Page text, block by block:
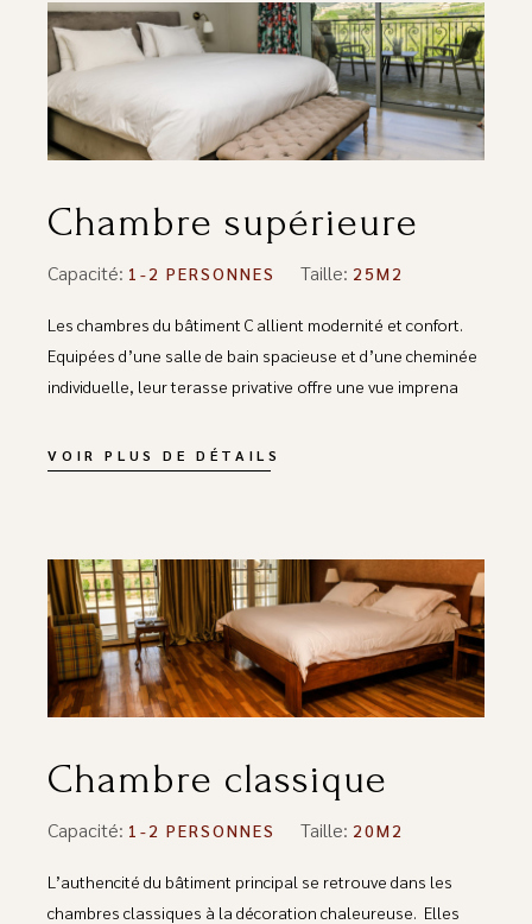
Chambre supérieure
Capacité: 1-2 PERSONNES Taille: 25M2
Les chambres du bâtiment C allient modernité et confort.
Equipées d’une salle de bain spacieuse et d’une cheminée
individuelle, leur terasse privative offre une vue imprena
VOIR PLUS DE DÉTAILS
Chambre classique
Capacité: 1-2 PERSONNES Taille: 20M2
L’authencité du bâtiment principal se retrouve dans les
chambres classiques à la décoration chaleureuse. Elles